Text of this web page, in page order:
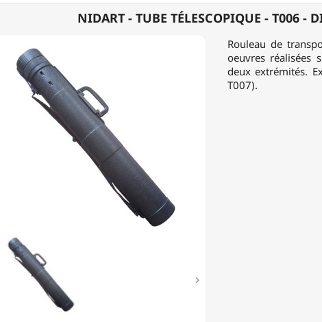
TÉLESCOPIQUE
T006
DIAMÈTRE
NIDART - TUBE TÉLESCOPIQUE - T006 -

Rouleau de
oeuvres réalisées
deux extrémités.
T007).